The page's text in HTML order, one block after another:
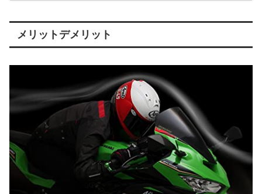
メリットデメリット